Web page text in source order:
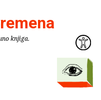
knjiga.